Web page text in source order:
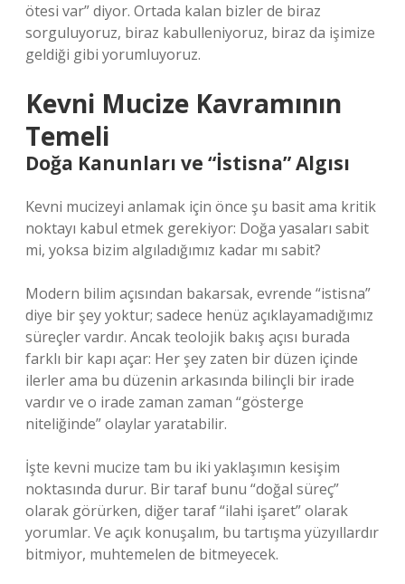
ötesi var” diyor. Ortada kalan bizler de biraz
sorguluyoruz, biraz kabulleniyoruz, biraz da işimize
geldiği gibi yorumluyoruz.
Kevni Mucize Kavramının
Temeli
Doğa Kanunları ve “İstisna” Algısı
Kevni mucizeyi anlamak için önce şu basit ama kritik
noktayı kabul etmek gerekiyor: Doğa yasaları sabit
mi, yoksa bizim algıladığımız kadar mı sabit?
Modern bilim açısından bakarsak, evrende “istisna”
diye bir şey yoktur; sadece henüz açıklayamadığımız
süreçler vardır. Ancak teolojik bakış açısı burada
farklı bir kapı açar: Her şey zaten bir düzen içinde
ilerler ama bu düzenin arkasında bilinçli bir irade
vardır ve o irade zaman zaman “gösterge
niteliğinde” olaylar yaratabilir.
İşte kevni mucize tam bu iki yaklaşımın kesişim
noktasında durur. Bir taraf bunu “doğal süreç”
olarak görürken, diğer taraf “ilahi işaret” olarak
yorumlar. Ve açık konuşalım, bu tartışma yüzyıllardır
bitmiyor, muhtemelen de bitmeyecek.